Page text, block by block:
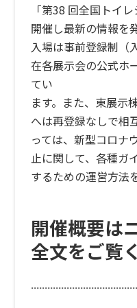
「第38 回全国トイ
開催し最新の情報を
入場は事前登録制（
在各展示会の公式ホ
てい
ます。また、東展示
へは再登録なしで相
っては、新型コロナ
止に関して、各種ガ
するための運営方法
開催概要は
全文をご覧